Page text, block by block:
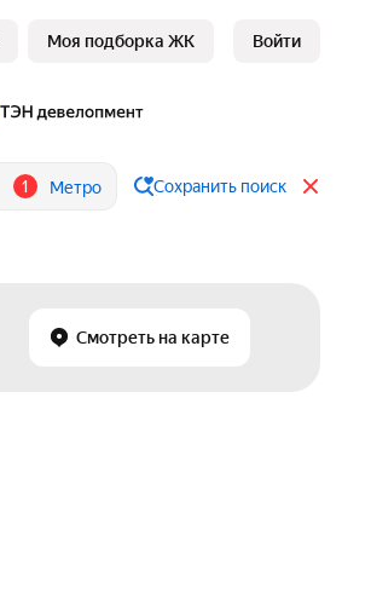
Моя подборка ЖК Войти
1 Метро Сохранить поиск
Смотреть на карте